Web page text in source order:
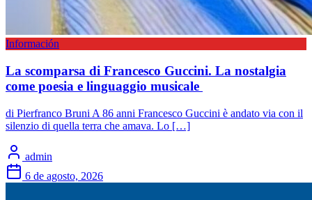
Información
La scomparsa di Francesco Guccini. La nostalgia
come poesia e linguaggio musicale
di Pierfranco Bruni A 86 anni Francesco Guccini è andato via con il
silenzio di quella terra che amava. Lo […]
admin
6 de agosto, 2026